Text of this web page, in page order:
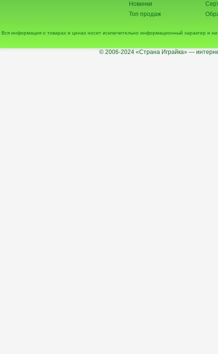
Новинки
Топ продаж
Вся информация о товарах и ценах носит исключительно информационный характер и
© 2006-2024«Страна Играйка» —